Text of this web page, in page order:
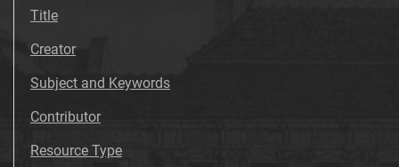
Tarnowskie Azoty : tygodnik Zakładów
w Tarnowie. 1983, nr 39
Tarnowskie Azoty : tygodnik Zakładów
Title
Creator
Subject and Keywords
Contributor
Resource Type